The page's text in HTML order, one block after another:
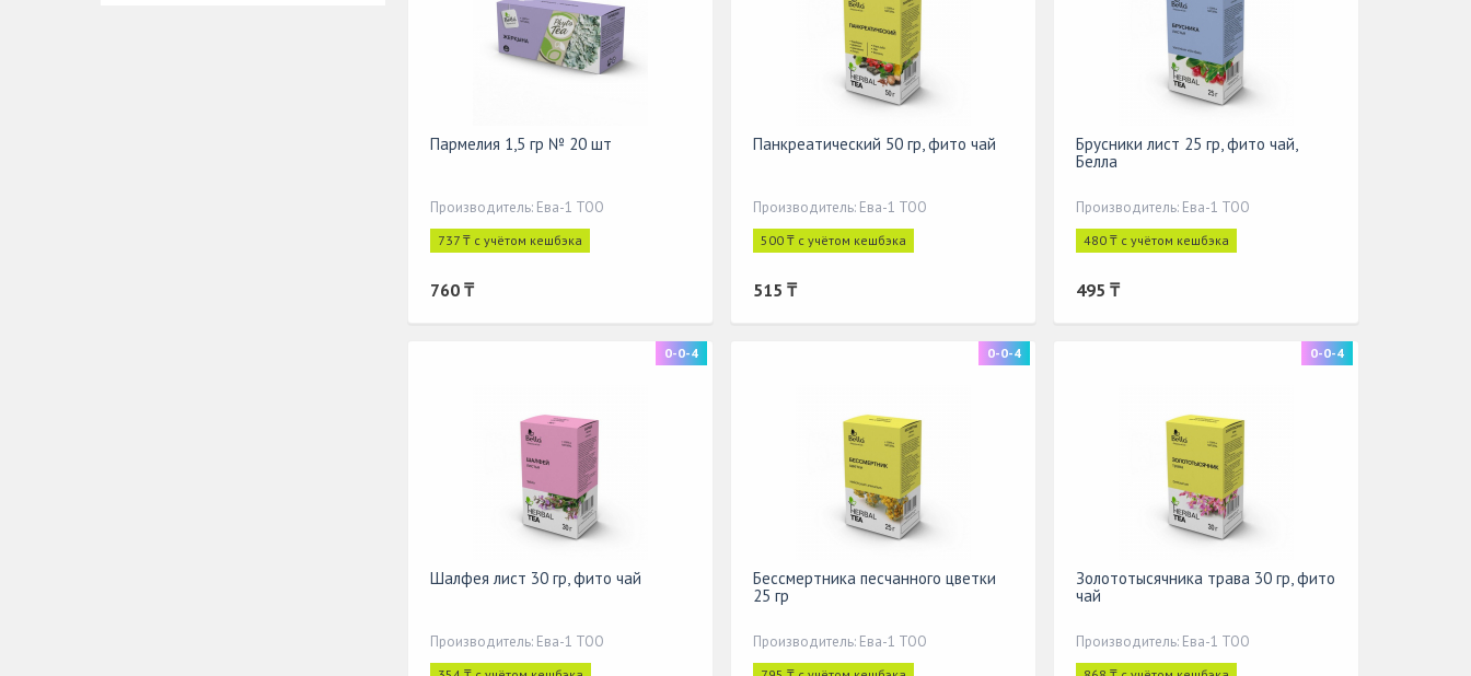
Пармелия 1,5 гр № 20 шт
Производитель: Ева-1 ТОО
737 ₸ с учётом кешбэка
760 ₸
Панкреатический 50 гр, фито чай
Производитель: Ева-1 ТОО
500 ₸ с учётом кешбэка
515 ₸
Брусники лист 25 гр, фито чай,
Белла
Производитель: Ева-1 ТОО
480 ₸ с учётом кешбэка
495 ₸
0-0-4
Шалфея лист 30 гр, фито чай
Производитель: Ева-1 ТОО
0-0-4
Бессмертника песчанного цветки
25 гр
Производитель: Ева-1 ТОО
0-0-4
Золототысячника трава 30 гр, фито
чай
Производитель: Ева-1 ТОО